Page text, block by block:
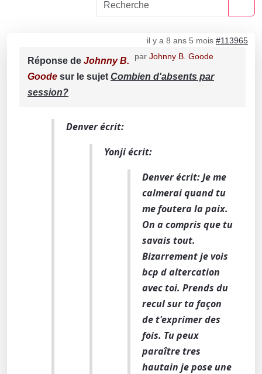
il y a 8 ans 5 mois #113965
par Johnny B. Goode
Réponse de Johnny B.
Goode sur le sujet Combien d'absents par
session?
Denver écrit:
Yonji écrit:
Denver écrit: Je me
calmerai quand tu
me foutera la paix.
On a compris que tu
savais tout.
Bizarrement je vois
bcp d altercation
avec toi. Prends du
recul sur ta façon
de t'exprimer des
fois. Tu peux
paraître tres
hautain je pose une